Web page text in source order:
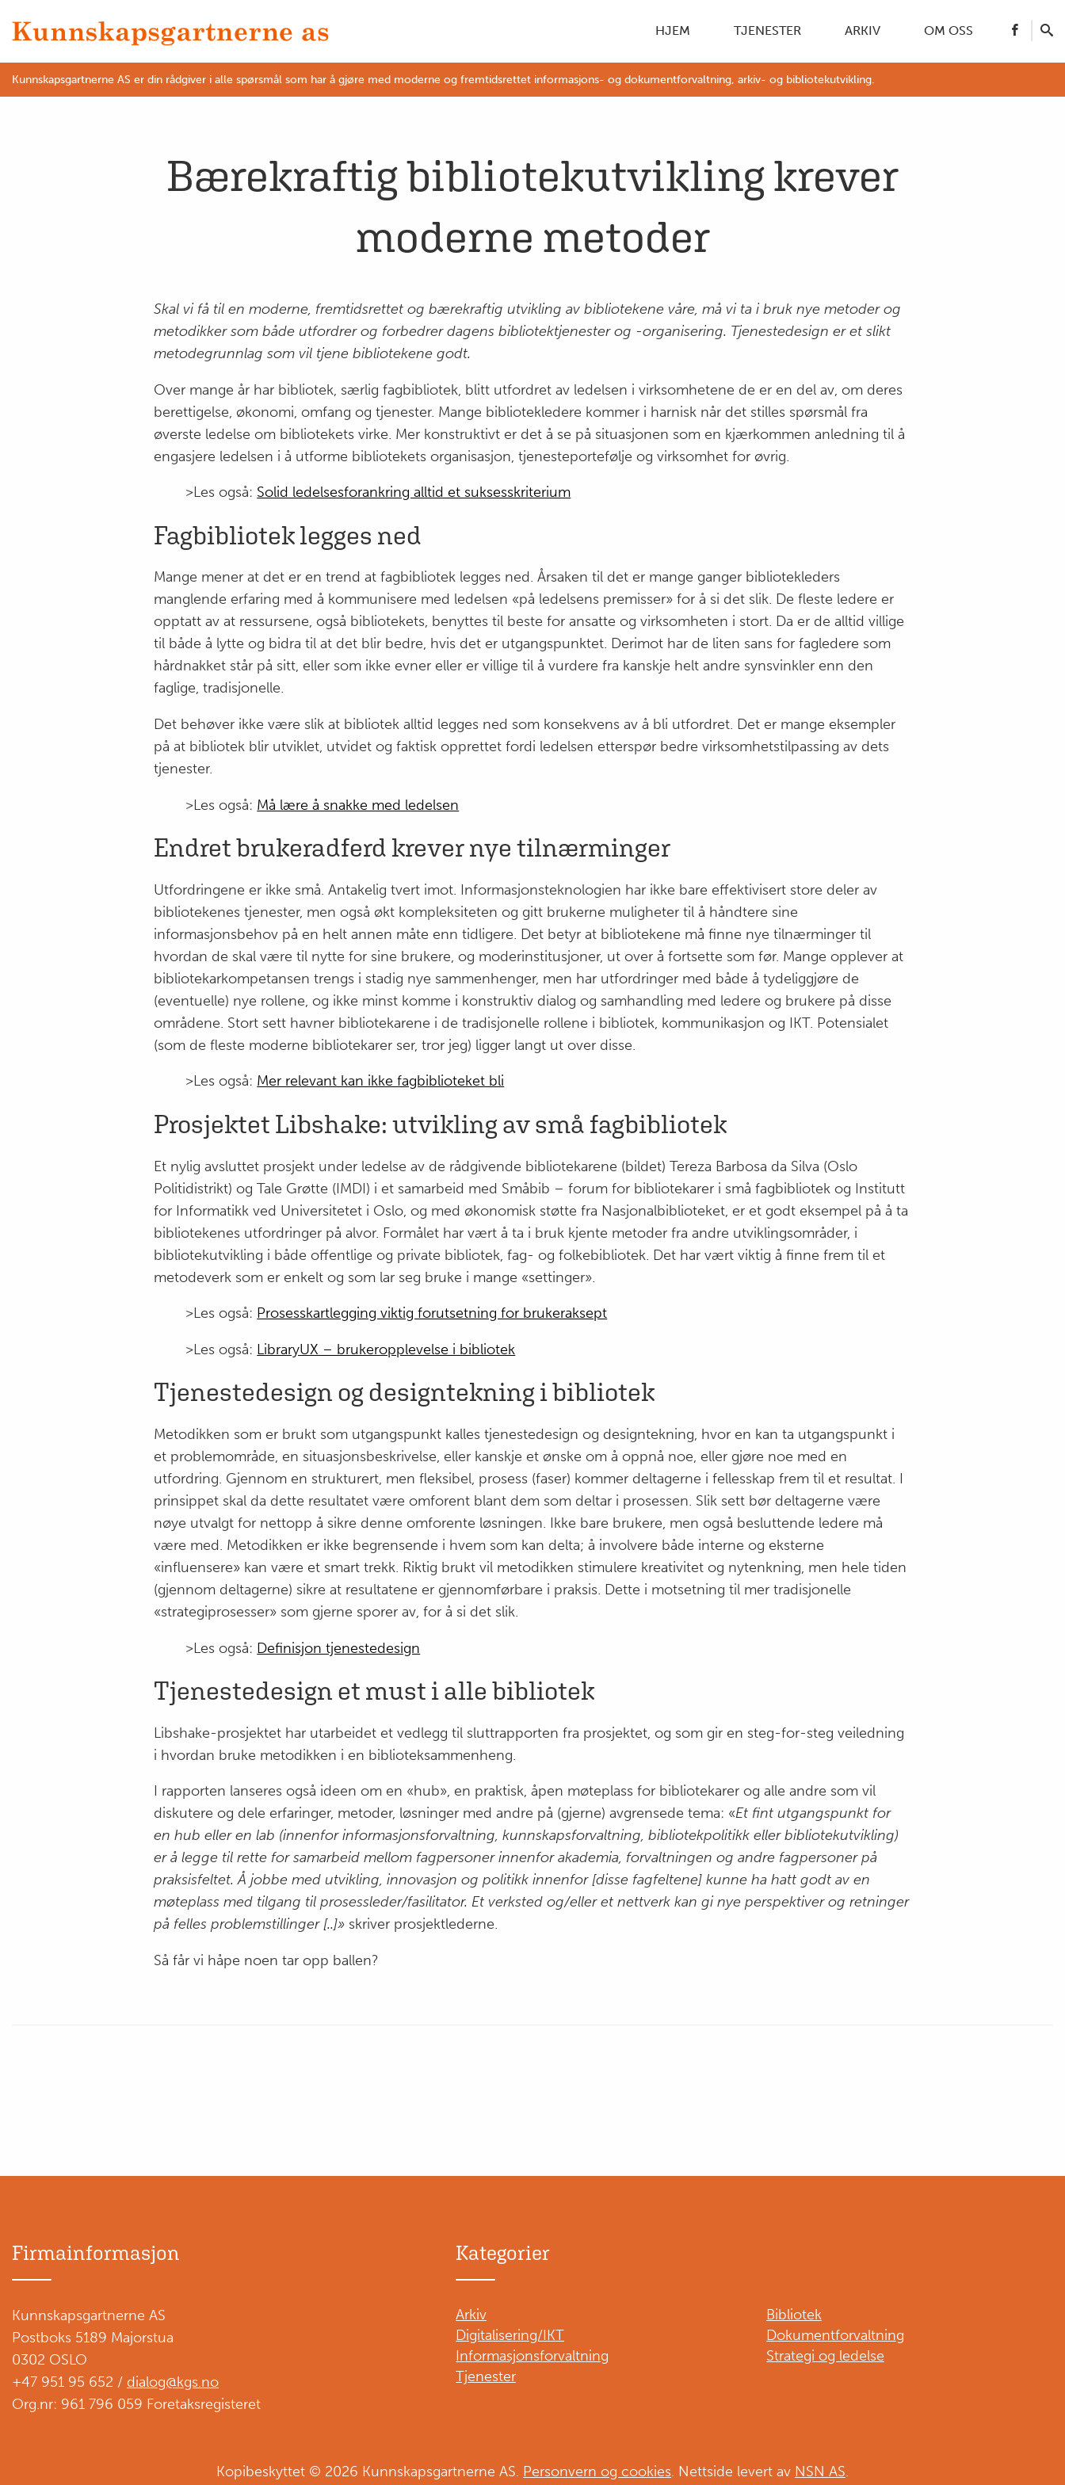
HJEM TJENESTER ARKIV OM OSS
Kunnskapsgartnerne AS er din rådgiver i alle spørsmål som har å gjøre med moderne og fremtidsrettet informasjons- og dokumentforvaltning, arkiv- og bibliotekutvikling.
Bærekraftig bibliotekutvikling krever
moderne metoder
Skal vi få til en moderne, fremtidsrettet og bærekraftig utvikling av bibliotekene våre, må vi ta i bruk nye metoder og
metodikker som både utfordrer og forbedrer dagens bibliotektjenester og -organisering. Tjenestedesign er et slikt
metodegrunnlag som vil tjene bibliotekene godt.
Over mange år har bibliotek, særlig fagbibliotek, blitt utfordret av ledelsen i virksomhetene de er en del av, om deres
berettigelse, økonomi, omfang og tjenester. Mange bibliotekledere kommer i harnisk når det stilles spørsmål fra
øverste ledelse om bibliotekets virke. Mer konstruktivt er det å se på situasjonen som en kjærkommen anledning til å
engasjere ledelsen i å utforme bibliotekets organisasjon, tjenesteportefølje og virksomhet for øvrig.
>Les også: Solid ledelsesforankring alltid et suksesskriterium
Fagbibliotek legges ned
Mange mener at det er en trend at fagbibliotek legges ned. Årsaken til det er mange ganger bibliotekleders
manglende erfaring med å kommunisere med ledelsen «på ledelsens premisser» for å si det slik. De fleste ledere er
opptatt av at ressursene, også bibliotekets, benyttes til beste for ansatte og virksomheten i stort. Da er de alltid villige
til både å lytte og bidra til at det blir bedre, hvis det er utgangspunktet. Derimot har de liten sans for fagledere som
hårdnakket står på sitt, eller som ikke evner eller er villige til å vurdere fra kanskje helt andre synsvinkler enn den
faglige, tradisjonelle.
Det behøver ikke være slik at bibliotek alltid legges ned som konsekvens av å bli utfordret. Det er mange eksempler
på at bibliotek blir utviklet, utvidet og faktisk opprettet fordi ledelsen etterspør bedre virksomhetstilpassing av dets
tjenester.
>Les også: Må lære å snakke med ledelsen
Endret brukeradferd krever nye tilnærminger
Utfordringene er ikke små. Antakelig tvert imot. Informasjonsteknologien har ikke bare effektivisert store deler av
bibliotekenes tjenester, men også økt kompleksiteten og gitt brukerne muligheter til å håndtere sine
informasjonsbehov på en helt annen måte enn tidligere. Det betyr at bibliotekene må finne nye tilnærminger til
hvordan de skal være til nytte for sine brukere, og moderinstitusjoner, ut over å fortsette som før. Mange opplever at
bibliotekarkompetansen trengs i stadig nye sammenhenger, men har utfordringer med både å tydeliggjøre de
(eventuelle) nye rollene, og ikke minst komme i konstruktiv dialog og samhandling med ledere og brukere på disse
områdene. Stort sett havner bibliotekarene i de tradisjonelle rollene i bibliotek, kommunikasjon og IKT. Potensialet
(som de fleste moderne bibliotekarer ser, tror jeg) ligger langt ut over disse.
>Les også: Mer relevant kan ikke fagbiblioteket bli
Prosjektet Libshake: utvikling av små fagbibliotek
Et nylig avsluttet prosjekt under ledelse av de rådgivende bibliotekarene (bildet) Tereza Barbosa da Silva (Oslo
Politidistrikt) og Tale Grøtte (IMDI) i et samarbeid med Småbib – forum for bibliotekarer i små fagbibliotek og Institutt
for Informatikk ved Universitetet i Oslo, og med økonomisk støtte fra Nasjonalbiblioteket, er et godt eksempel på å ta
bibliotekenes utfordringer på alvor. Formålet har vært å ta i bruk kjente metoder fra andre utviklingsområder, i
bibliotekutvikling i både offentlige og private bibliotek, fag- og folkebibliotek. Det har vært viktig å finne frem til et
metodeverk som er enkelt og som lar seg bruke i mange «settinger».
>Les også: Prosesskartlegging viktig forutsetning for brukeraksept
>Les også: LibraryUX – brukeropplevelse i bibliotek
Tjenestedesign og designtekning i bibliotek
Metodikken som er brukt som utgangspunkt kalles tjenestedesign og designtekning, hvor en kan ta utgangspunkt i
et problemområde, en situasjonsbeskrivelse, eller kanskje et ønske om å oppnå noe, eller gjøre noe med en
utfordring. Gjennom en strukturert, men fleksibel, prosess (faser) kommer deltagerne i fellesskap frem til et resultat. I
prinsippet skal da dette resultatet være omforent blant dem som deltar i prosessen. Slik sett bør deltagerne være
nøye utvalgt for nettopp å sikre denne omforente løsningen. Ikke bare brukere, men også besluttende ledere må
være med. Metodikken er ikke begrensende i hvem som kan delta; å involvere både interne og eksterne
«influensere» kan være et smart trekk. Riktig brukt vil metodikken stimulere kreativitet og nytenkning, men hele tiden
(gjennom deltagerne) sikre at resultatene er gjennomførbare i praksis. Dette i motsetning til mer tradisjonelle
«strategiprosesser» som gjerne sporer av, for å si det slik.
>Les også: Definisjon tjenestedesign
Tjenestedesign et must i alle bibliotek
Libshake-prosjektet har utarbeidet et vedlegg til sluttrapporten fra prosjektet, og som gir en steg-for-steg veiledning
i hvordan bruke metodikken i en biblioteksammenheng.
I rapporten lanseres også ideen om en «hub», en praktisk, åpen møteplass for bibliotekarer og alle andre som vil
diskutere og dele erfaringer, metoder, løsninger med andre på (gjerne) avgrensede tema: «Et fint utgangspunkt for
en hub eller en lab (innenfor informasjonsforvaltning, kunnskapsforvaltning, bibliotekpolitikk eller bibliotekutvikling)
er å legge til rette for samarbeid mellom fagpersoner innenfor akademia, forvaltningen og andre fagpersoner på
praksisfeltet. Å jobbe med utvikling, innovasjon og politikk innenfor [disse fagfeltene] kunne ha hatt godt av en
møteplass med tilgang til prosessleder/fasilitator. Et verksted og/eller et nettverk kan gi nye perspektiver og retninger
på felles problemstillinger [..]» skriver prosjektlederne.
Så får vi håpe noen tar opp ballen?
Firmainformasjon
Kunnskapsgartnerne AS
Postboks 5189 Majorstua
0302 OSLO
+47 951 95 652 / dialog@kgs.no
Org.nr: 961 796 059 Foretaksregisteret
Kategorier
Arkiv
Bibliotek
Digitalisering/IKT
Dokumentforvaltning
Informasjonsforvaltning
Strategi og ledelse
Tjenester
Kopibeskyttet © 2026 Kunnskapsgartnerne AS. Personvern og cookies. Nettside levert av NSN AS.